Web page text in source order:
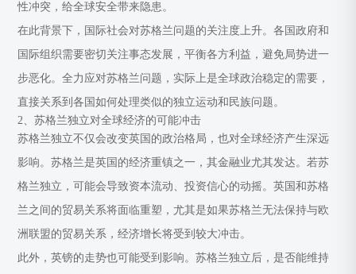
性冲突，给全球安全带来隐患。
在此背景下，国际社会对苏格兰问题的关注度上升。各国政府和
国际组织需要密切关注事态发展，平衡各方利益，避免局势进一
步恶化。全力应对苏格兰问题，实际上是全球政治稳定的需要，
直接关系到各国如何处理类似的独立运动和民族问题。
2、苏格兰独立对全球经济的可能冲击
苏格兰独立不仅会改变英国的政治格局，也对全球经济产生深远
影响。苏格兰是英国的经济重镇之一，其金融业尤其发达。若苏
格兰独立，可能会导致资本流动、投资信心的动摇。英国和苏格
兰之间的贸易关系将面临重塑，尤其是如果苏格兰无法保持与欧
洲联盟的贸易关系，经济增长将受到较大冲击。
此外，英镑的走势也可能受到影响。苏格兰独立后，是否能维持